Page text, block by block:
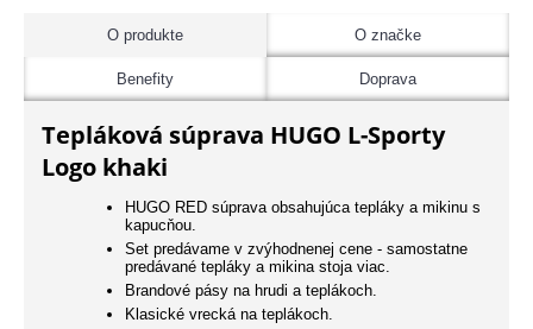
O produkte O značke
Benefity Doprava
Tepláková súprava HUGO L-Sporty
Logo khaki
HUGO RED súprava obsahujúca tepláky a mikinu s
kapucňou.
Set predávame v zvýhodnenej cene - samostatne
predávané tepláky a mikina stoja viac.
Brandové pásy na hrudi a teplákoch.
Klasické vrecká na teplákoch.